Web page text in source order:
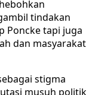
tindakan
Poncke tapi juga
dan masyarakat
stigma
musuh politik